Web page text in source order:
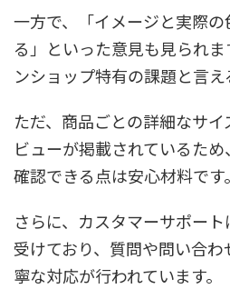
一方で、「イメージと実際
る」といった意見も見られ
ンショップ特有の課題と言え
ただ、商品ごとの詳細なサ
ビューが掲載されているた
確認できる点は安心材料です。
さらに、カスタマーサポー
受けており、質問や問い合
寧な対応が行われています。